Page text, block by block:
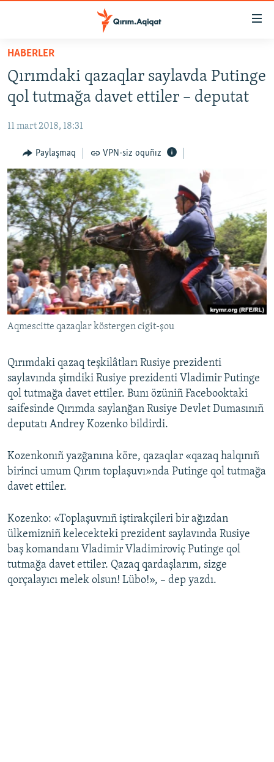
Esas
qaytmaq
Baş
navigatsiyağa
qaytmaq
qaytmaq
HABERLER
SİYASET
İQTİSADİYAT
CEMİYET
MEDENİYET
İNSAN AQLARI
VİDEO
SÜRET
BLOGLAR
FİKİR
Русский
Українською
RFE/RS bütün saytları
HABERLER
Qırımdaki qazaqlar saylavda Putinge
qol tutmağa davet ettiler – deputat
11 mart 2018, 18:31
Paylaşmaq VPN-siz oquñız
Aqmescitte qazaqlar köstergen cigit-şou
Qırımdaki qazaq teşkilâtları Rusiye prezidenti
saylavında şimdiki Rusiye prezidenti Vladimir Putinge
qol tutmağa davet ettiler. Bunı özüniñ Facebooktaki
saifesinde Qırımda saylanğan Rusiye Devlet Dumasınıñ
deputatı Andrey Kozenko bildirdi.
Kozenkonıñ yazğanına köre, qazaqlar «qazaq halqınıñ
birinci umum Qırım toplaşuvı»nda Putinge qol tutmağa
davet ettiler.
Kozenko: «Toplaşuvnıñ iştirakçileri bir ağızdan
ülkemizniñ kelecekteki prezident saylavında Rusiye
baş komandanı Vladimir Vladimiroviç Putinge qol
tutmağa davet ettiler. Qazaq qardaşlarım, sizge
qorçalayıcı melek olsun! Lübo!», – dep yazdı.